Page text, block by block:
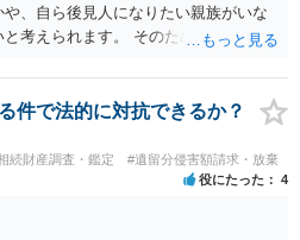
、自ら後見人になりたい親族がいな
考えられます。 そのため、ご相談の
や被後見人の財産の処分等に関して、
られます。 また、お祖母さんがお亡
。 ３） 完全に拒否する方法はないか
たくないとのことでしたら、親族の意
おけば良いかも知れません。 後見人
親族にあえて連絡をしてくる可能性
件で法的に対抗できるか？
続財産調査・鑑定 #遺留分侵害額請求・放棄
役にたった 4